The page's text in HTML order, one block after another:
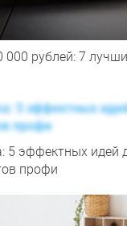
рублей: 7
5 эффектных идей
профи